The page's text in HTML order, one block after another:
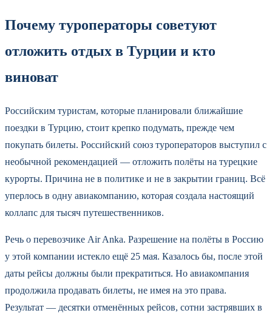
Почему туроператоры советуют
отложить отдых в Турции и кто
виноват
Российским туристам, которые планировали ближайшие
поездки в Турцию, стоит крепко подумать, прежде чем
покупать билеты. Российский союз туроператоров выступил с
необычной рекомендацией — отложить полёты на турецкие
курорты. Причина не в политике и не в закрытии границ. Всё
уперлось в одну авиакомпанию, которая создала настоящий
коллапс для тысяч путешественников.
Речь о перевозчике Air Anka. Разрешение на полёты в Россию
у этой компании истекло ещё 25 мая. Казалось бы, после этой
даты рейсы должны были прекратиться. Но авиакомпания
продолжила продавать билеты, не имея на это права.
Результат — десятки отменённых рейсов, сотни застрявших в